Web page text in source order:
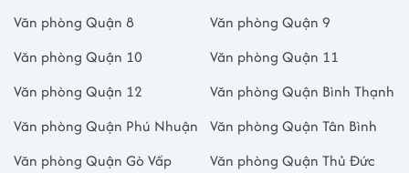
Văn phòng Quận 8
Văn phòng Quận 9
Văn phòng Quận 10
Văn phòng Quận 11
Văn phòng Quận 12
Văn phòng Quận Bình Thạnh
Văn phòng Quận Phú Nhuận
Văn phòng Quận Tân Bình
Văn phòng Quận Gò Vấp
Văn phòng Quận Thủ Đức